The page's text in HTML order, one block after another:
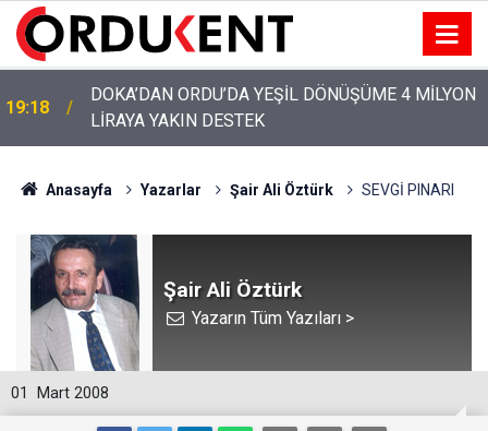
19:18
DOKA’DAN ORDU’DA YEŞİL DÖNÜŞÜME 4 MİLYON
LİRAYA YAKIN DESTEK
12:46
YENİ PARTİ’NİN ORDU’DAKİ 69 KİŞİLİK KURUCU
KADROSU AÇIKLANDI
Anasayfa Yazarlar Şair Ali Öztürk SEVGİ PINARI
Şair Ali Öztürk
Yazarın Tüm Yazıları >
01 Mart 2008